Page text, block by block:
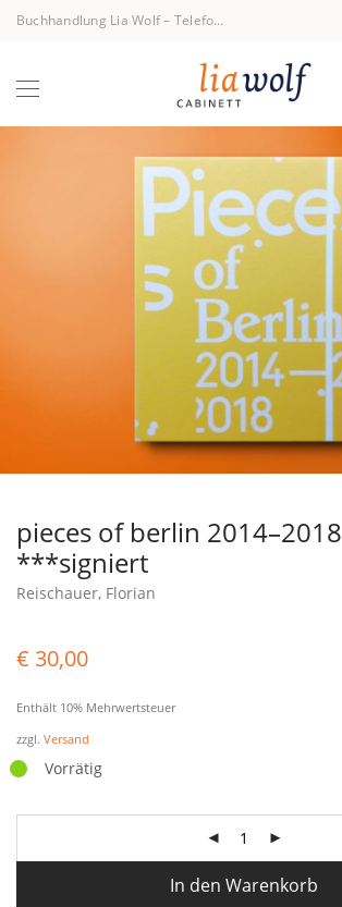
Buchhandlung Lia Wolf– Telefon +43 1 512 40 94
pieces of berlin 2014–2018
***signiert
Reischauer, Florian
€ 30,00
Enthält 10% Mehrwertsteuer
zzgl. Versand
Vorrätig
In den Warenkorb